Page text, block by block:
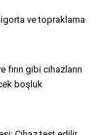
ve topraklama
fırın gibi cihazların
boşluk